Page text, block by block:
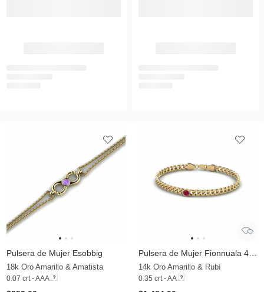
Pulsera de Mujer Esobbig
18k Oro Amarillo & Amatista
0.07 crt - AAA
14k Oro Amarillo & Rubí
0.35 crt - AA